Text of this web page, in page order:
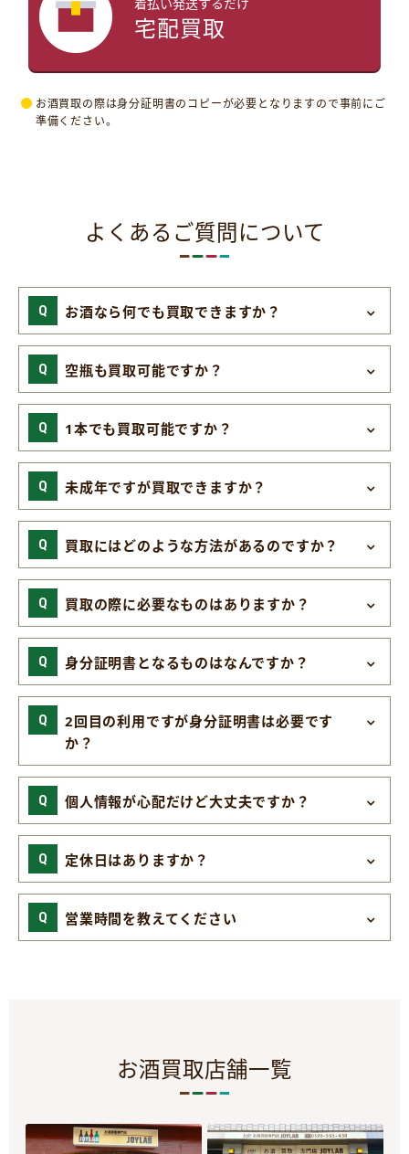
宅配買取
お酒買取の際は身分証明書のコピーが必要となりますので事前にご
準備ください。
よくあるご質問について
お酒なら何でも買取できますか？
空瓶も買取可能ですか？
1本でも買取可能ですか？
未成年ですが買取できますか？
買取にはどのような方法があるのですか？
買取の際に必要なものはありますか？
身分証明書となるものはなんですか？
2回目の利用ですが身分証明書は必要です
か？
個人情報が心配だけど大丈夫ですか？
定休日はありますか？
営業時間を教えてください
お酒買取店舗一覧